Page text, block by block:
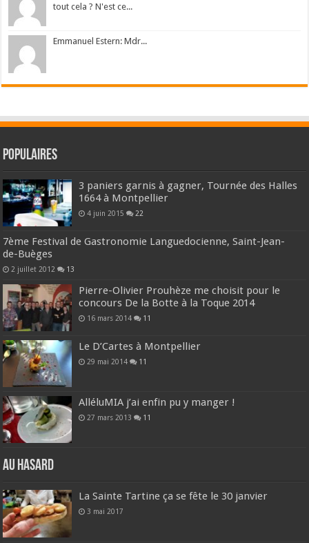
tout cela ? N'est ce...
Emmanuel Estern: Mdr...
Populaires
3 paniers garnis à gagner, Tournée des Halles
1664 à Montpellier
4 juin 2015 22
7ème Festival de Gastronomie Languedocienne, Saint-Jean-
de-Buèges
2 juillet 2012 13
Pierre-Olivier Prouhèze me choisit pour le
concours De la Botte à la Toque 2014
16 mars 2014 11
Le D’Cartes à Montpellier
29 mai 2014 11
AlléluMIA j’ai enfin pu y manger !
27 mars 2013 11
Au hasard
La Sainte Tartine ça se fête le 30 janvier
3 mai 2017